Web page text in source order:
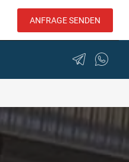
ANFRAGE SENDEN